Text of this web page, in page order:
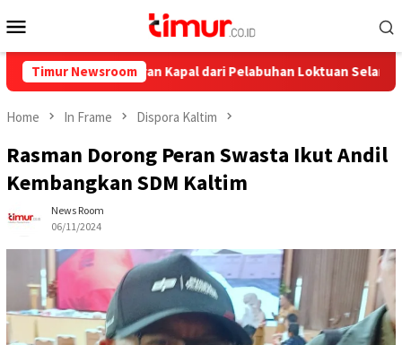
to
Menu
Timur Newsroom
Ini Pelayaran Kapal dari Pelabuhan Loktuan Selama Juli 2026
Home In Frame Dispora Kaltim
Rasman Dorong Peran Swasta Ikut Andil
Kembangkan SDM Kaltim
News Room
06/11/2024